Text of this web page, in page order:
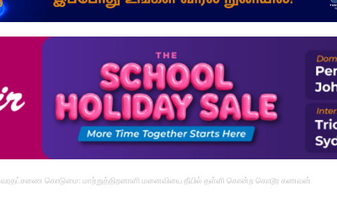
மக்கள்
வரதட்சணை கொடுமை: மாற்றுத்திறனாளி மனைவியை தீயில் தள்ளி கொன்ற கொடூர கணவன்